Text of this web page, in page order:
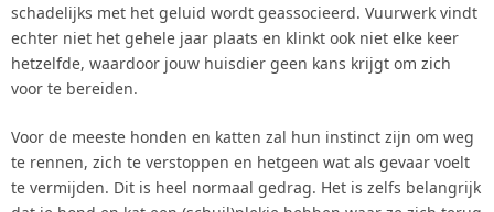
schadelijks met het geluid wordt geassocieerd. Vuurwerk vindt
echter niet het gehele jaar plaats en klinkt ook niet elke keer
hetzelfde, waardoor jouw huisdier geen kans krijgt om zich
voor te bereiden.
Voor de meeste honden en katten zal hun instinct zijn om weg
te rennen, zich te verstoppen en hetgeen wat als gevaar voelt
te vermijden. Dit is heel normaal gedrag. Het is zelfs belangrijk